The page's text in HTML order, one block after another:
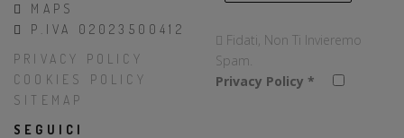
MAPS
P.IVA 02023500412
PRIVACY POLICY
COOKIES POLICY
SITEMAP
SEGUICI
Fidati, Non Ti Invieremo
Spam.
Privacy Policy *